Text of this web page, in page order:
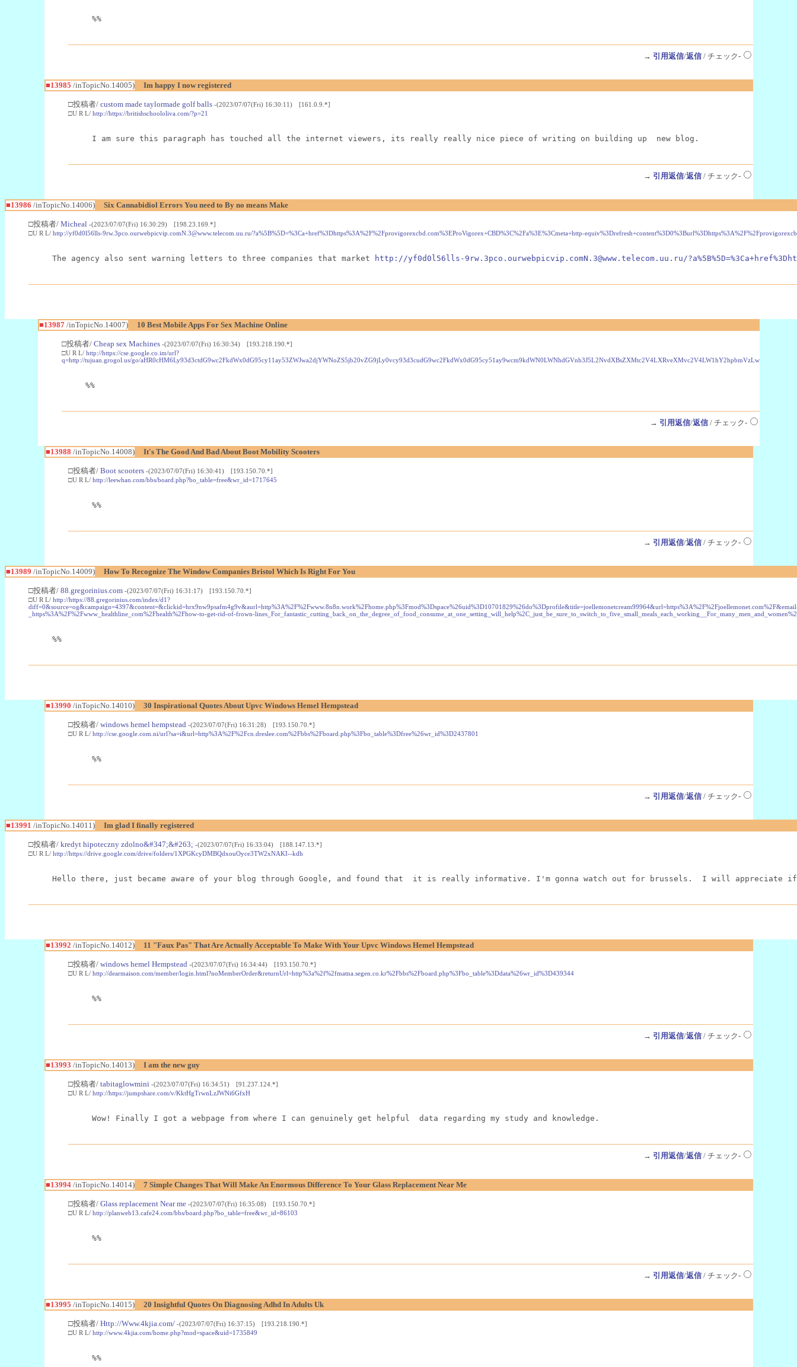
%%
→ 引用返信/返信/ チェック-
■13985 /inTopicNo.14005) Im happy I now registered
□投稿者/ custom made taylormade golf balls -(2023/07/07(Fri) 16:30:11) [161.0.9.*]
□U R L/ http://https://britishschoololiva.com/?p=21
I am sure this paragraph has touched all the internet viewers, its really really nice piece of writing on building up  new blog.
→ 引用返信/返信/ チェック-
■13986 /inTopicNo.14006) Six Cannabidiol Errors You need to By no means Make
□投稿者/ Micheal -(2023/07/07(Fri) 16:30:29) [198.23.169.*]
□U R L/ http://yf0d0l56lls-9rw.3pco.ourwebpicvip.comN.3@www.telecom.uu.ru/?a%5B%5D=%3Ca+href%3Dhttps%3A%2F%2Fprovigorexcbd.com%3EProVigorex+CBD%3C%2Fa%3E%3Cmeta+http-
The agency also sent warning letters to three companies that market http://yf0d0l56lls-9rw.3pco.ourwebpicvip.comN.3@www.telecom.uu.ru/
■13987/inTopicNo.14007) 10 Best Mobile Apps For Sex Machine Online
□投稿者/ Cheap sex Machines -(2023/07/07(Fri) 16:30:34) [193.218.190.*]
□U R L/ http://https://cse.google.co.im/url?
q=http://tujuan.grogol.us/go/aHR0cHM6Ly93d3ctdG9wc2FkdWx0dG95cy11ay53ZWJwa2djYWNoZS5jb20vZG9jLy0vcy93d3cudG9wc2FkdWx0dG95cy51ay9wcm9kdWN0LWNhdGVnb3J5L2NvdXBsZXMtc2V4LXRveXMvc2V4LW1hY2hpbmVzLw
%%
→ 引用返信/返信/ チェック-
■13988 /inTopicNo.14008) It's The Good And Bad About Boot Mobility Scooters
□投稿者/ Boot scooters -(2023/07/07(Fri) 16:30:41) [193.150.70.*]
□U R L/ http://leewhan.com/bbs/board.php?bo_table=free&wr_id=1717645
%%
→ 引用返信/返信/ チェック-
■13989 /inTopicNo.14009) How To Recognize The Window Companies Bristol Which Is Right For You
□投稿者/ 88.gregorinius.com -(2023/07/07(Fri) 16:31:17) [193.150.70.*]
□U R L/ http://https://88.gregorinius.com/index/d1?
_https%3A%2F%2Fwww_healthline_com%2Fhealth%2Fhow-to-get-rid-of-frown-
%%
■13990 /inTopicNo.14010) 30 Inspirational Quotes About Upvc Windows Hemel Hempstead
□投稿者/ windows hemel hempstead -(2023/07/07(Fri) 16:31:28) [193.150.70.*]
□U R L/ http://cse.google.com.ni/url?sa=i&url=http%3A%2F%2Fcn.dreslee.com%2Fbbs%2Fboard.php%3Fbo_table%3Dfree%26wr_id%3D2437801
%%
→ 引用返信/返信/ チェック-
■13991 /inTopicNo.14011) Im glad I finally registered
□投稿者/ kredyt hipoteczny zdolno&#347;&#263; -(2023/07/07(Fri) 16:33:04) [188.147.13.*]
□U R L/ http://https://drive.google.com/drive/folders/1XPGKcyDMBQdxouOyce3TW2xNAKI--kdh
Hello there, just became aware of your blog through Google, and found that  it is really informative. I'm gonna watch out for brussels.  I will
■13992 /inTopicNo.14012) 11 "Faux Pas" That Are Actually Acceptable To Make With Your Upvc Windows Hemel Hempstead
□投稿者/ windows hemel Hempstead -(2023/07/07(Fri) 16:34:44) [193.150.70.*]
□U R L/ http://dearmaison.com/member/login.html?noMemberOrder&returnUrl=http%3a%2f%2fmatna.segen.co.kr%2Fbbs%2Fboard.php%3Fbo_table%3Ddata%26wr_id%3D439344
%%
→ 引用返信/返信/ チェック-
■13993 /inTopicNo.14013) I am the new guy
□投稿者/ tabitaglowmini -(2023/07/07(Fri) 16:34:51) [91.237.124.*]
□U R L/ http://https://jumpshare.com/v/KktHgTrwnLzJWNi6GfxH
Wow! Finally I got a webpage from where I can genuinely get helpful  data regarding my study and knowledge.
→ 引用返信/返信/ チェック-
■13994/inTopicNo.14014) 7 Simple Changes That Will Make An Enormous Difference To Your Glass Replacement Near Me
□投稿者/ Glass replacement Near me -(2023/07/07(Fri) 16:35:08) [193.150.70.*]
□U R L/ http://planweb13.cafe24.com/bbs/board.php?bo_table=free&wr_id=86103
%%
→ 引用返信/返信/ チェック-
■13995 /inTopicNo.14015) 20 Insightful Quotes On Diagnosing Adhd In Adults Uk
□投稿者/ Http://Www.4kjia.com/ -(2023/07/07(Fri) 16:37:15) [193.218.190.*]
□U R L/ http://www.4kjia.com/home.php?mod=space&uid=1735849
%%